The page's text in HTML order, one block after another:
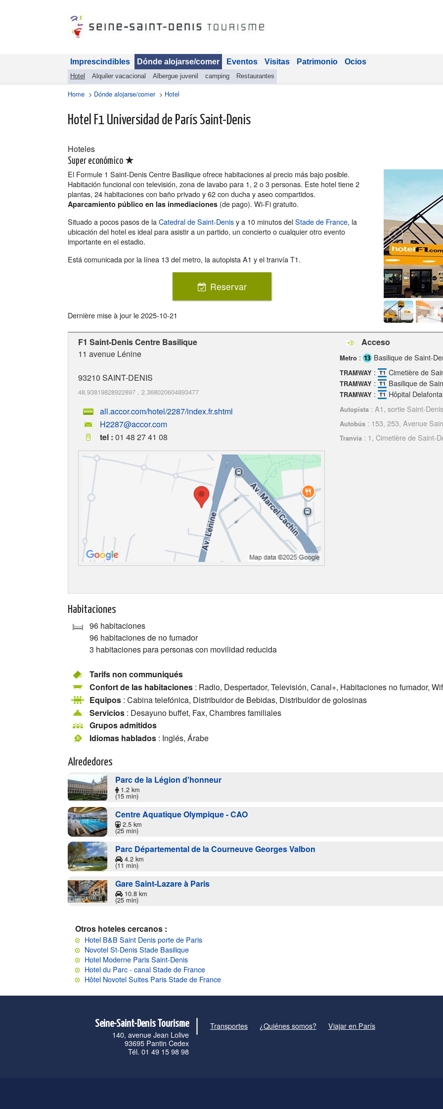
Imprescindibles Dónde alojarse/comer
Hotel Alquiler vacacional Albergue juvenil camping Restaurantes
Eventos Visitas Patrimonio Ocios
Home > Dónde alojarse/comer> Hotel
Hotel F1 Universidad de París Saint-Denis
Hoteles
Super económico ★
El Formule 1 Saint-Denis Centre Basilique ofrece habitaciones al precio más bajo posible.
Habitación funcional con televisión, zona de lavabo para 1, 2 o 3 personas. Este hotel tiene 2
plantas, 24 habitaciones con baño privado y 62 con ducha y aseo compartidos.
Aparcamiento público en las inmediaciones (de pago). Wi-Fi gratuito.
Situado a pocos pasos de laCatedral de Saint-Denisy a 10 minutos delStade de France, la
ubicación del hotel es ideal para asistir a un partido, un concierto o cualquier otro evento
importante en el estadio.
Está comunicada por la línea 13 del metro, la autopista A1 y el tranvía T1.
Reservar
Dernière mise à jour le2025-10-21
F1 Saint-Denis Centre Basilique
11 avenue Lénine
93210 SAINT-DENIS
48.93819828922897 , 2.368020604893477
all.accor.com/hotel/2287/index.fr.shtml
H2287@accor.com
tel : 01 48 27 41 08
Acceso
Metro : Basilique de Saint-
TRAMWAY : Cimetière de
TRAMWAY : Basilique de
TRAMWAY : Hôpital
Autopista : A1, sortie Saint-
Autobús : 153, 253, Avenue
Tranvía : 1, Cimetière de Saint-
Habitaciones
96 habitaciones
96 habitaciones de no fumador
3 habitaciones para personas con movilidad reducida
Tarifs non communiqués
Confort de las habitaciones : Radio, Despertador, Televisión, Canal+, Habitaciones no fumador,
Equipos : Cabina telefónica, Distribuidor de Bebidas, Distribuidor de golosinas
Servicios : Desayuno buffet, Fax, Chambres familiales
Grupos admitidos
Idiomas hablados : Inglés, Árabe
Alrededores
Parc de la Légion d'honneur
1.2 km
(15 min)
Centre Aquatique Olympique - CAO
2.5 km
(25 min)
Parc Départemental de la Courneuve Georges Valbon
4.2 km
(11 min)
Gare Saint-Lazare à Paris
10.8 km
(25 min)
Otros hoteles cercanos :
Hotel B&B Saint Denis porte de Paris
Novotel St-Denis Stade Basilique
Hotel Moderne Paris Saint-Denis
Hotel du Parc - canal Stade de France
Hôtel Novotel Suites Paris Stade de France
Seine-Saint-Denis Tourisme
140, avenue Jean Lolive
93695 Pantin Cedex
Tél. 01 49 15 98 98
Transportes ¿Quiénes somos? Viajar en París